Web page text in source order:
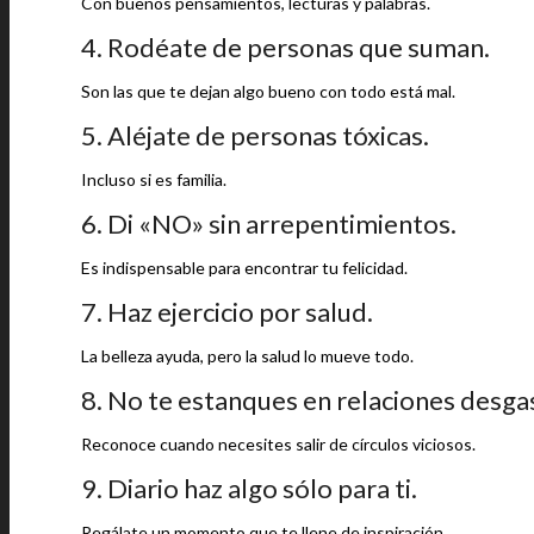
4. Rodéate de personas que suman.
Son las que te dejan algo bueno con todo está mal.
5. Aléjate de personas tóxicas.
Incluso si es familia.
6. Di «NO» sin arrepentimientos.
Es indispensable para encontrar tu felicidad.
7. Haz ejercicio por salud.
La belleza ayuda, pero la salud lo mueve todo.
8. No te estanques en relaciones
Reconoce cuando necesites salir de círculos viciosos.
9. Diario haz algo sólo para ti.